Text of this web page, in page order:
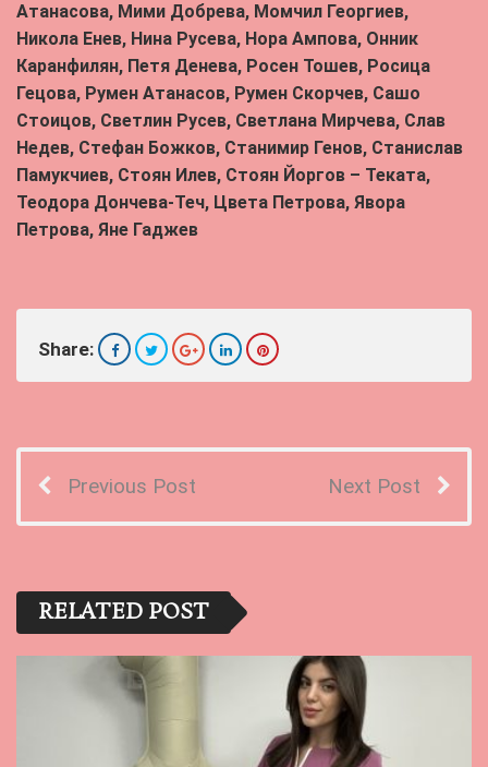
Атанасова, Мими Добрева, Момчил Георгиев,
Никола Енев, Нина Русева, Нора Ампова, Онник
Каранфилян, Петя Денева, Росен Тошев, Росица
Гецова, Румен Атанасов, Румен Скорчев, Сашо
Стоицов, Светлин Русев, Светлана Мирчева, Слав
Недев, Стефан Божков, Станимир Генов, Станислав
Памукчиев, Стоян Илев, Стоян Йоргов – Теката,
Теодора Дончева-Теч, Цвета Петрова, Явора
Петрова, Яне Гаджев
Share:
Previous Post Next Post
RELATED POST